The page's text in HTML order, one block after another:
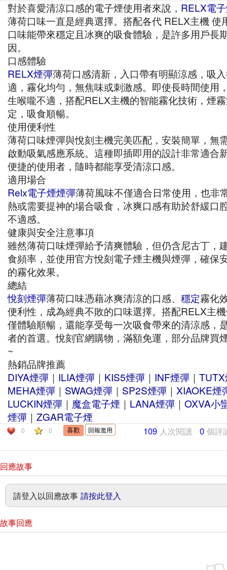
對於喜愛清涼口感的電子煙使用者來說， RELX電
薄荷口味一直是經典選擇。搭配各代 RELX主機 使
口味能帶來穩定且冰爽的吸食體驗，是許多用戶長
因。
口感體驗
RELX煙彈薄荷口感清新，入口帶有明顯涼感，吸
適，霧化均勻，無焦味或刺激感。即使長時間使用
生喉嚨不適，搭配RELX主機的智能霧化技術，煙
定，吸食順暢。
使用便利性
薄荷口味煙彈與悅刻主機完美匹配，安裝簡單，無
啟動吸氣感應系統。這種即插即用的設計非常適合
便捷的使用者，隨時都能享受清涼口感。
適用場合
Relx電子煙煙彈薄荷風味不僅適合日常使用，也非
熱或需要提神的場合吸食，冰爽口感有助於舒緩口
不適感。
健康與安全注意事項
雖然薄荷口味煙彈給予清爽體驗，但仍含尼古丁，
食頻率，並使用官方悅刻電子煙主機與煙彈，確保
的霧化效果。
總結
悅刻煙彈薄荷口味憑藉冰爽清涼的口感、 穩定霧化
便利性，成為經典不敗的口味選擇。搭配RELX主
僅體驗順暢，還能享受每一次吸食帶來的清涼感，
者的首選。悅刻官網購物，滿額免運，部分品牌買
~
熱銷品牌推薦
DIYA煙彈 ｜ ILIA煙彈 ｜ KIS5煙彈 ｜ INF煙彈 ｜
MEHA煙彈 ｜ SWAG煙彈 ｜ SP2S煙彈 ｜ XIAOKE煙
LUCKIN煙彈 ｜ 魔盒電子煙 ｜ LANA煙彈 ｜ OXVA小
煙彈 ｜ ZGAR電子煙
0 0 回報濫用 109 人次閱讀 0 個評
回應故事
請登入以回應故事 請按此登入
故事回應